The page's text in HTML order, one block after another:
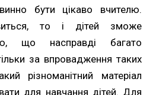
бути цікаво вчителю.
то і дітей зможе
що насправді багато
за впровадження таких
різноманітний матеріал
для навчання дітей. Для